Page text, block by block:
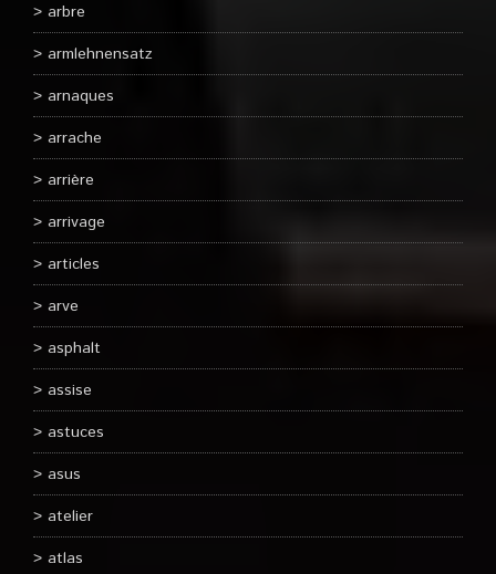
arbre
armlehnensatz
arnaques
arrache
arrière
arrivage
articles
arve
asphalt
assise
astuces
asus
atelier
atlas